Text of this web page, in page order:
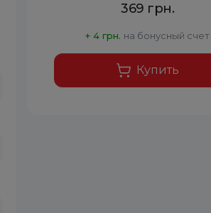
369 грн.
+ 4 грн. на бонусный счет
Купить